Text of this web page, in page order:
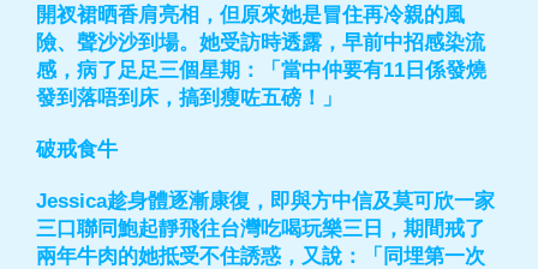
開衩裙晒香肩亮相，但原來她是冒住再冷親的風
險、聲沙沙到場。她受訪時透露，早前中招感染流
感，病了足足三個星期：「當中仲要有11日係發燒
發到落唔到床，搞到瘦咗五磅！」
破戒食牛
Jessica趁身體逐漸康復，即與方中信及莫可欣一家
三口聯同鮑起靜飛往台灣吃喝玩樂三日，期間戒了
兩年牛肉的她抵受不住誘惑，又說：「同埋第一次